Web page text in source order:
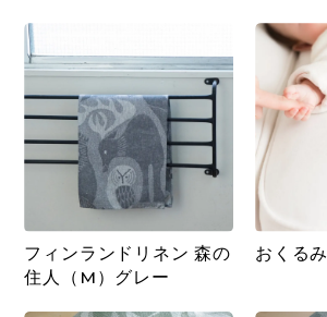
フィンランドリネン 森の
住人（M）グレー
おくるみ